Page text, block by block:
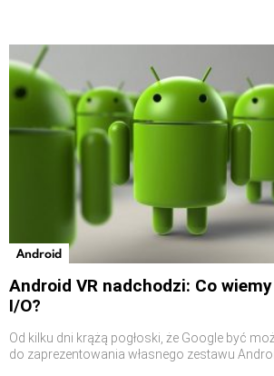
Android
Android VR nadchodzi: Co
I/O?
Od kilku dni krążą pogłoski, że Google być
do zaprezentowania własnego zestawu